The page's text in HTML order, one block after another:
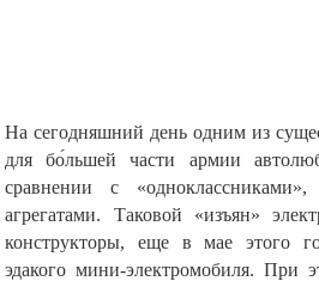
На сегодняшний день одним из
для бо́льшей части армии
сравнении с
агрегатами. Таковой «изъян»
конструкторы, еще в мае этого
эдакого мини-электромобиля. При